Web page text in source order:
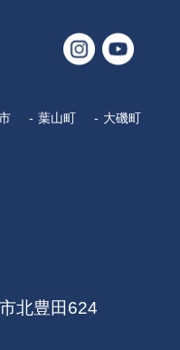
葉山町
大磯町
北豊田624